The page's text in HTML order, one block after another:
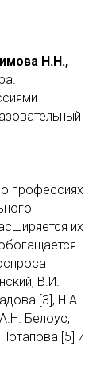
Н.Н.,
профессиях
их
В.И.
[3], Н.А.
Белоус,
[5] и